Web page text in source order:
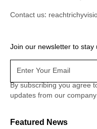
Contact us:
Join our newsletter to
By subscribing you agree
updates from our
Featured News